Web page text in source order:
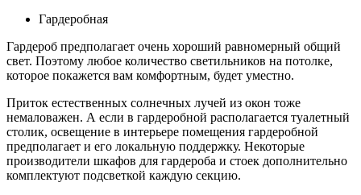
Гардеробная
Гардероб предполагает очень хороший равномерный общий
свет. Поэтому любое количество светильников на потолке,
которое покажется вам комфортным, будет уместно.
Приток естественных солнечных лучей из окон тоже
немаловажен. А если в гардеробной располагается туалетный
столик, освещение в интерьере помещения гардеробной
предполагает и его локальную поддержку. Некоторые
производители шкафов для гардероба и стоек дополнительно
комплектуют подсветкой каждую секцию.